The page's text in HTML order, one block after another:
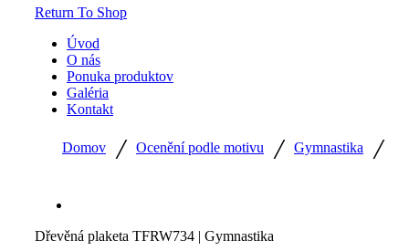
Return To Shop
Úvod
O nás
Ponuka produktov
Galéria
Kontakt
Domov / Ocenění podle motivu / Gymnastika /
Dřevěná plaketa TFRW734 | Gymnastika